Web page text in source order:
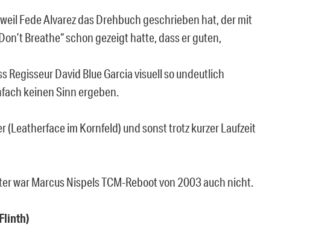
Fede Alvarez das Drehbuch geschrieben hat, der mit
Breathe“ schon gezeigt hatte, dass er guten,
Regisseur David Blue Garcia visuell so undeutlich
keinen Sinn ergeben.
(Leatherface im Kornfeld) und sonst trotz kurzer Laufzeit
war Marcus Nispels TCM-Reboot von 2003 auch nicht.